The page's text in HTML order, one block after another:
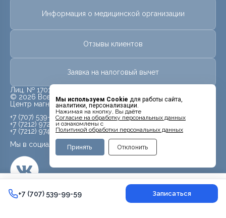
Услуги Врачи Записаться в Max Контакты
Мы используем Cookie для работы сайта,
аналитики, персонализации.
Нажимая на кнопку, Вы даёте
Cогласие на обработку персональных данных
и ознакомлены с
Политикой обработки персональных данных
Принять Отклонить
24 500 ₸ +7 (707) 539-99-59
Информация о медицинской организации
Отзывы клиентов
Заявка на налоговый вычет
Лиц. № 17013581 от 28 июля 2017 г.
© 2026 Все права защищены.
Центр магнитно-резонансной томографии «МРТ Лидер»
Мы в социальных сетях
+7 (707) 539-99-59
+7 (7212) 972-959
+7 (7212) 974-959
+7 (707) 539-99-59 Записаться